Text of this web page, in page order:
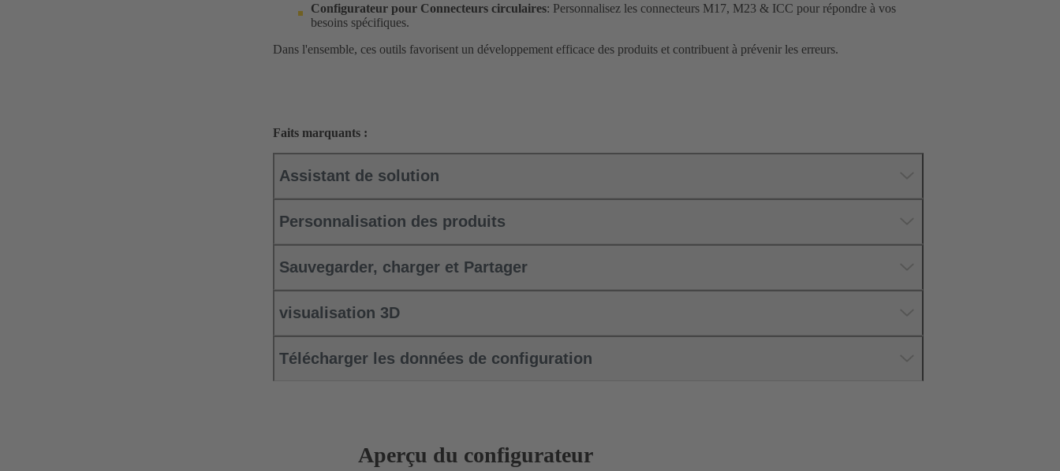
Configurateur pour Connecteurs circulaires: Personnalisez les connecteurs M17, M23 & ICC pour répondre à vos
besoins spécifiques.
Dans l'ensemble, ces outils favorisent un développement efficace des produits et contribuent à prévenir les erreurs.
Faits marquants :
Assistant de solution
Personnalisation des produits
Sauvegarder, charger et Partager
visualisation 3D
Télécharger les données de configuration
Aperçu du configurateur